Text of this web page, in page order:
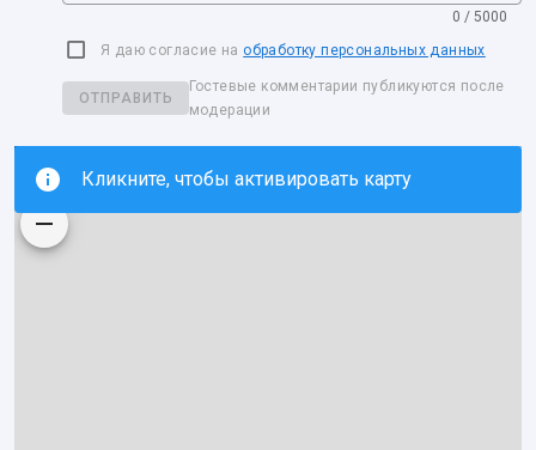
0 / 5000
Я даю согласие на обработку персональных данных
ОТПРАВИТЬ
Гостевые комментарии публикуются после
модерации
Кликните, чтобы активировать карту